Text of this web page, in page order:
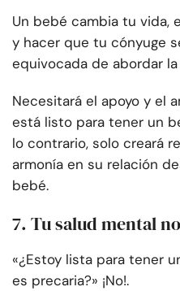
Un bebé cambia tu vida,
y hacer que tu cónyuge
equivocada de abordar
Necesitará el apoyo y el
está listo para tener un
lo contrario, solo creará
armonía en su relación
bebé.
7. Tu salud mental
«¿Estoy lista para tener
es precaria?» ¡No!.